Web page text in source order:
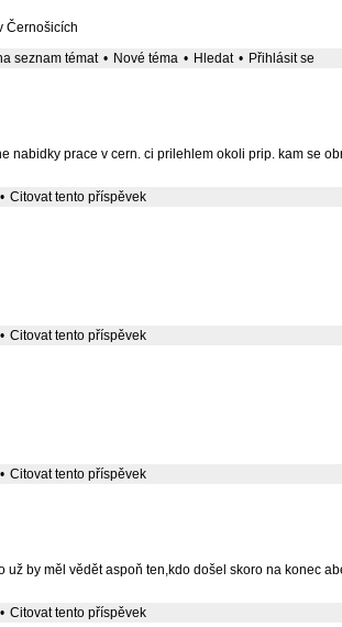
Černošicích
seznam témat • Nové téma • Hledat • Přihlásit se
nabidky prace v cern. ci prilehlem okoli prip. kam se
• Citovat tento příspěvek
• Citovat tento příspěvek
• Citovat tento příspěvek
už by měl vědět aspoň ten,kdo došel skoro na konec
• Citovat tento příspěvek